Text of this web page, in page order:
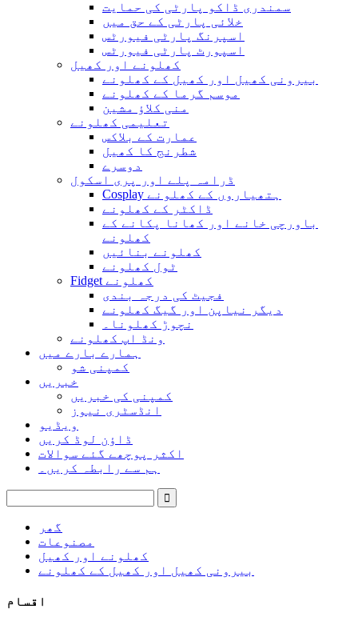
سمندری ڈاکو پارٹی کی حمایت
خلائی پارٹی کے حق میں
اسپرنگ پارٹی فیورٹس
اسپورٹ پارٹی فیورٹس
کھلونے اور کھیل
بیرونی کھیل اور کھیل کے کھلونے
موسم گرما کے کھلونے
منی کلاؤ مشین
تعلیمی کھلونے
عمارت کے بلاکس
شطرنج کا کھیل
دوسرے
ڈرامہ پلے اور پری اسکول
Cosplay ہتھیاروں کے کھلونے
ڈاکٹر کے کھلونے
باورچی خانے اور کھانا پکانے کے
کھلونے
کھلونے بنائیں
ٹول کھلونے
Fidget کھلونے
فجیٹ کی درجہ بندی
دیگر نیاپن اور گیگ کھلونے
نچوڑ کھلونا۔
ونڈ اپ کھلونے
ہمارے بارے میں
کمپنی شو
خبریں
کمپنی کی خبریں
انڈسٹری نیوز
ویڈیو
ڈاؤن لوڈ کریں
اکثر پوچھے گئے سوالات
ہم سے رابطہ کریں۔
گھر
مصنوعات
کھلونے اور کھیل
بیرونی کھیل اور کھیل کے کھلونے
اقسام